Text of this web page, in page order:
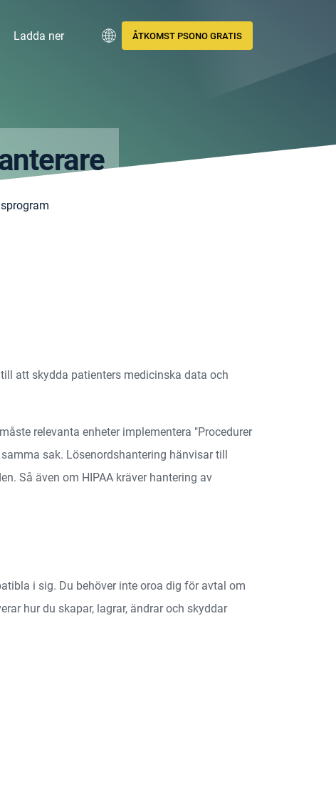
Ladda ner ÅTKOMST PSONO GRATIS
att skydda patienters medicinska data och
måste relevanta enheter implementera "Procedurer
sak. Lösenordshantering hänvisar till
Så även om HIPAA kräver hantering av
i sig. Du behöver inte oroa dig för avtal om
hur du skapar, lagrar, ändrar och skyddar